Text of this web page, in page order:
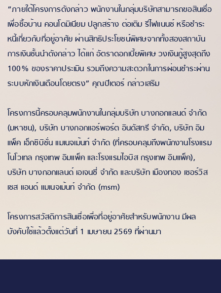
“ภายใต้โครงการดังกล่าว พนักงานในกลุ่มบริษัทสามารถขอสินเชื่อ
เพื่อซื้อบ้าน คอนโดมิเนียม ปลูกสร้าง ต่อเติม รีไฟแนนซ์ หรือชำระ
หนี้เกี่ยวกับที่อยู่อาศัย ผ่านสิทธิประโยชน์พิเศษจากทั้งสองสถาบัน
การเงินชั้นนำดังกล่าว ได้แก่ อัตราดอกเบี้ยพิเศษ วงเงินกู้สูงสุดถึง
100% ของราคาประเมิน รวมถึงความสะดวกในการผ่อนชำระผ่าน
ระบบหักเงินเดือนโดยตรง” คุณปีเตอร์ กล่าวเสริม
โครงการนี้ครอบคลุมพนักงานในกลุ่มบริษัท บางกอกแลนด์ จำกัด
(มหาชน), บริษัท บางกอกแอร์พอร์ต อินดัสทรี จำกัด, บริษัท อิม
แพ็ค เอ็กซิบิชั่น แมเนจเม้นท์ จำกัด (ที่ครอบคลุมถึงพนักงานโรงแรม
โนโวเทล กรุงเทพ อิมแพ็ค และโรงแรมไอบิส กรุงเทพ อิมแพ็ค),
บริษัท บางกอกแลนด์ เอเจนซี่ จำกัด และบริษัท เมืองทอง เซอร์วิส
เซส แอนด์ แมเนจเม้นท์ จำกัด (msm)
โครงการสวัสดิการสินเชื่อเพื่อที่อยู่อาศัยสำหรับพนักงาน มีผล
บังคับใช้แล้วตั้งแต่วันที่ 1 เมษายน 2569 ที่ผ่านมา